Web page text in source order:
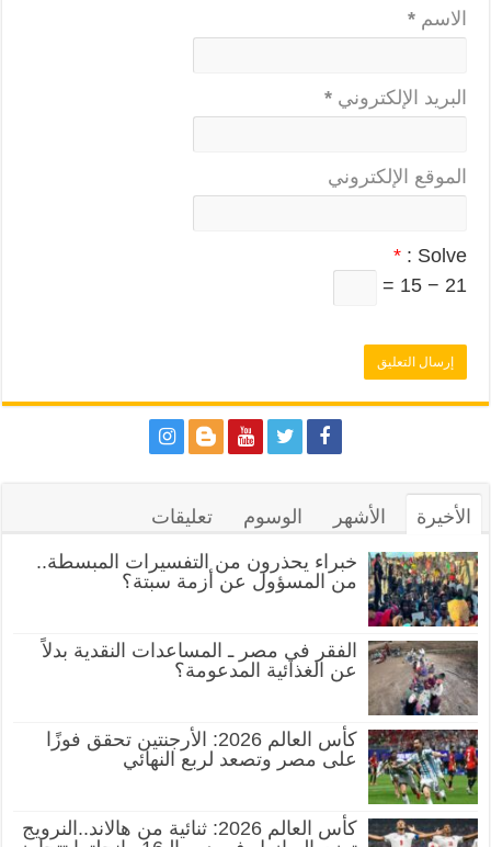
الاسم *
البريد الإلكتروني *
الموقع الإلكتروني
Solve :
*
21 − 15 =
الأخيرة الأشهر الوسوم تعليقات
خبراء يحذرون من التفسيرات المبسطة..
من المسؤول عن أزمة سبتة؟
الفقر في مصر ـ المساعدات النقدية بدلاً
عن الغذائية المدعومة؟
كأس العالم 2026: الأرجنتين تحقق فوزًا
على مصر وتصعد لربع النهائي
كأس العالم 2026: ثنائية من هالاند..النرويج